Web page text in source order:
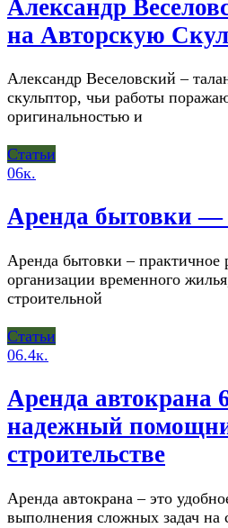
Александр
на Авторскую
Александр Веселовский –
скульптор, чьи работы
оригинальностью и
Статьи
06к.
Аренда бытовки —
Аренда бытовки – практичное
организации временного
строительной
Статьи
06.4к.
Аренда автокрана
надежный
строительстве
Аренда автокрана – это
выполнения сложных задач на